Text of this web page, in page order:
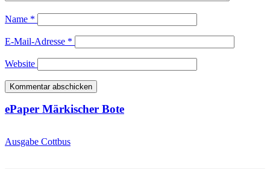
Name *
E-Mail-Adresse *
Website
ePaper Märkischer Bote
Ausgabe Cottbus